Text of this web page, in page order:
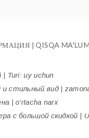
| QISQA
Turi: uy uchun
стильный вид |
| o'rtacha narx
с большой скидкой |